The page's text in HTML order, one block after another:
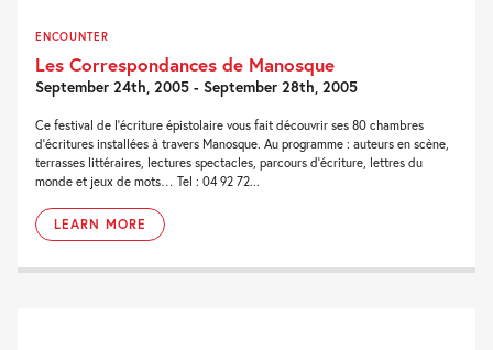
ENCOUNTER
Les Correspondances de Manosque
September 24th, 2005 - September 28th, 2005
Ce festival de l’écriture épistolaire vous fait découvrir ses 80 chambres
d’écritures installées à travers Manosque. Au programme : auteurs en scène,
terrasses littéraires, lectures spectacles, parcours d’écriture, lettres du
monde et jeux de mots… Tel : 04 92 72...
LEARN MORE